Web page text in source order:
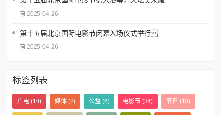
2025-04-26
第十五届北京国际电影节闭幕入场仪式举行
2025-04-26
标签列表
广电 (10) 媒体 (2) 公益 (6) 电影节 (34) 节日 (10)